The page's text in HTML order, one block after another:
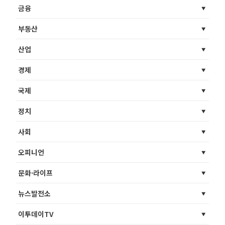
금융
부동산
산업
경제
국제
정치
사회
오피니언
문화·라이프
뉴스발전소
이투데이TV